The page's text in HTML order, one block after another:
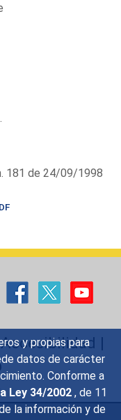
y propias para
datos de carácter
Conforme a
Ley 34/2002 , de 11
la información y de
181 de 24/09/1998
Accesibilidad |